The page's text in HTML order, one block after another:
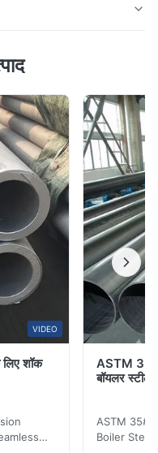
छिद्र के माध्यम से पूरे
टॉप पाइप, कोल्ड ड्रॉ
VIDEO
शॉक
ASTM
बॉयलर
ASTM 35#
Boiler Steel